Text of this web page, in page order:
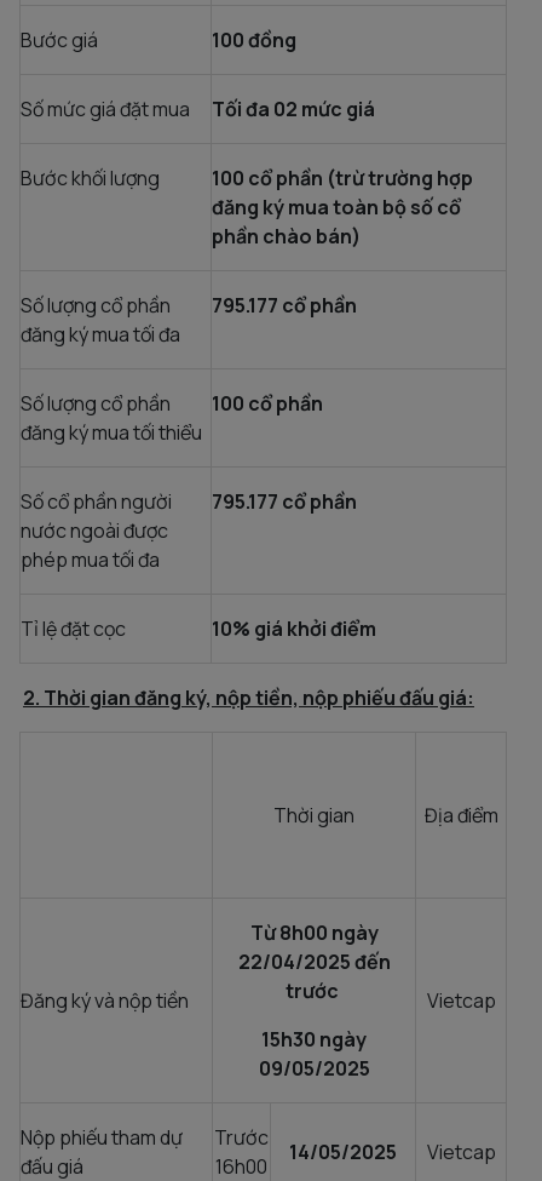
Bước giá 100 đồng
Số mức giá đặt mua Tối đa 02 mức giá
Bước khối lượng
100 cổ phần (trừ trường hợp
đăng ký mua toàn bộ số cổ
phần chào bán)
Số lượng cổ phần
đăng ký mua tối đa
795.177 cổ phần
Số lượng cổ phần
đăng ký mua tối thiểu
100 cổ phần
Số cổ phần người
nước ngoài được
phép mua tối đa
795.177 cổ phần
Tỉ lệ đặt cọc 10% giá khởi điểm
2. Thời gian đăng ký, nộp tiền, nộp phiếu đấu giá:
Thời gian Địa điểm
Đăng ký và nộp tiền
Từ 8h00 ngày
22/04/2025 đến
trước
15h30 ngày
09/05/2025
Vietcap
Nộp phiếu tham dự
đấu giá
Trước
16h00
14/05/2025 Vietcap